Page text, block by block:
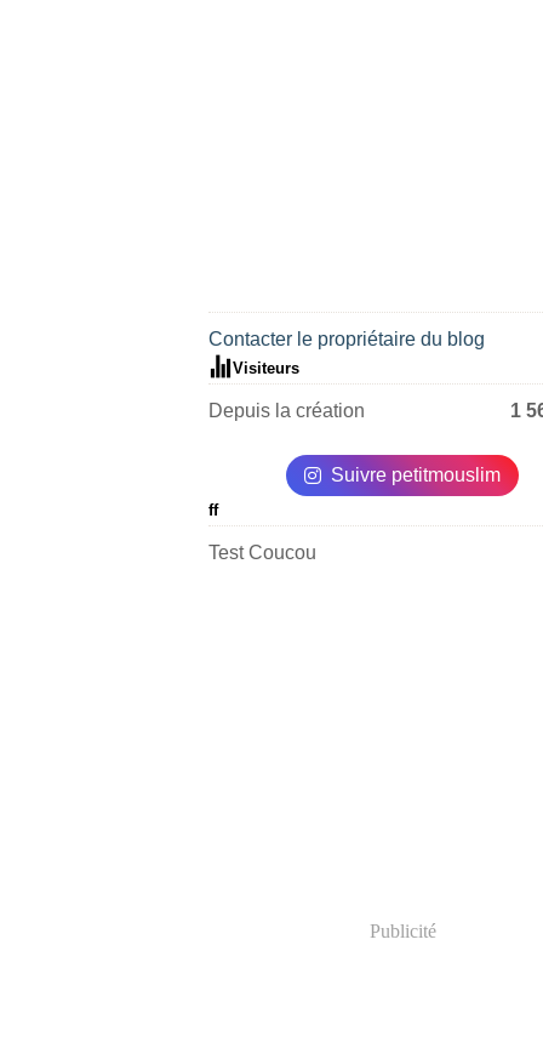
Contacter le propriétaire du blog
Visiteurs
Depuis la création 1
Suivre petitmouslim
ff
Test Coucou
Publicité